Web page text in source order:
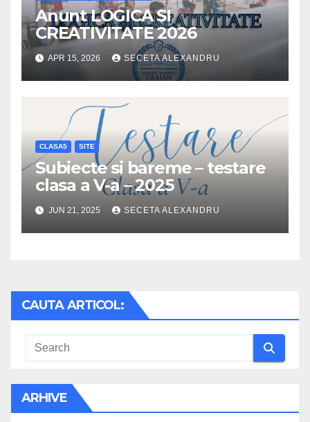
Anunt LOGICA SI
CREATIVITATE 2026
APR 15, 2026 SECETA ALEXANDRU
CLASA5 SITE
Subiecte si bareme – testare
clasa a V-a – 2025
JUN 21, 2025 SECETA ALEXANDRU
CAUTA ARTICOL:
ARHIVE